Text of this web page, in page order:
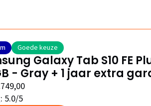
Goede keuze
Galaxy Tab S10 FE
- Gray + 1 jaar extra
5.0/5